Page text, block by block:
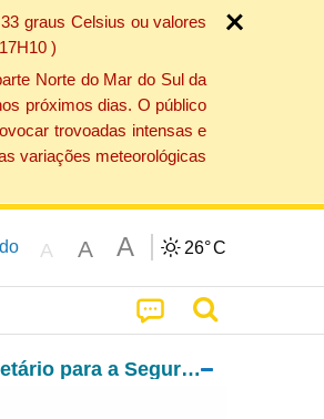
graus Celsius ou valores
)
Norte do Mar do Sul da
próximos dias. O público
trovoadas intensas e
variações meteorológicas
A A A 26°C
Gabinete do Secretário para a Segurança